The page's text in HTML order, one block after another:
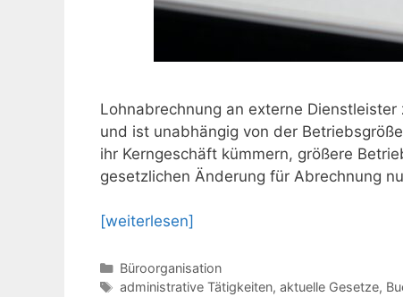
Lohnabrechnung an externe
und ist unabhängig von der
ihr Kerngeschäft kümmern, größere
gesetzlichen Änderung für Abrechnung
[weiterlesen]
Kategorien
Büroorganisation
Schlagwörter
administrative Tätigkeiten, aktuelle Gesetze,